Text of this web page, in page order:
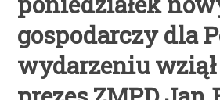
gospodarczy dla
wydarzeniu wziął